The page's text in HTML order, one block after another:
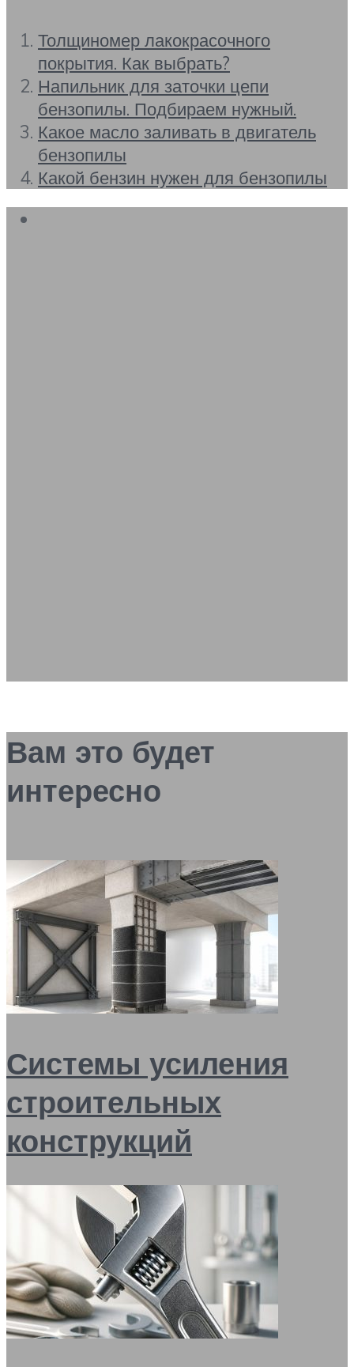
Толщиномер лакокрасочного
покрытия. Как выбрать?
Напильник для заточки цепи
бензопилы. Подбираем нужный.
Какое масло заливать в двигатель
бензопилы
Какой бензин нужен для бензопилы
Вам это будет
интересно
Системы усиления
строительных
конструкций